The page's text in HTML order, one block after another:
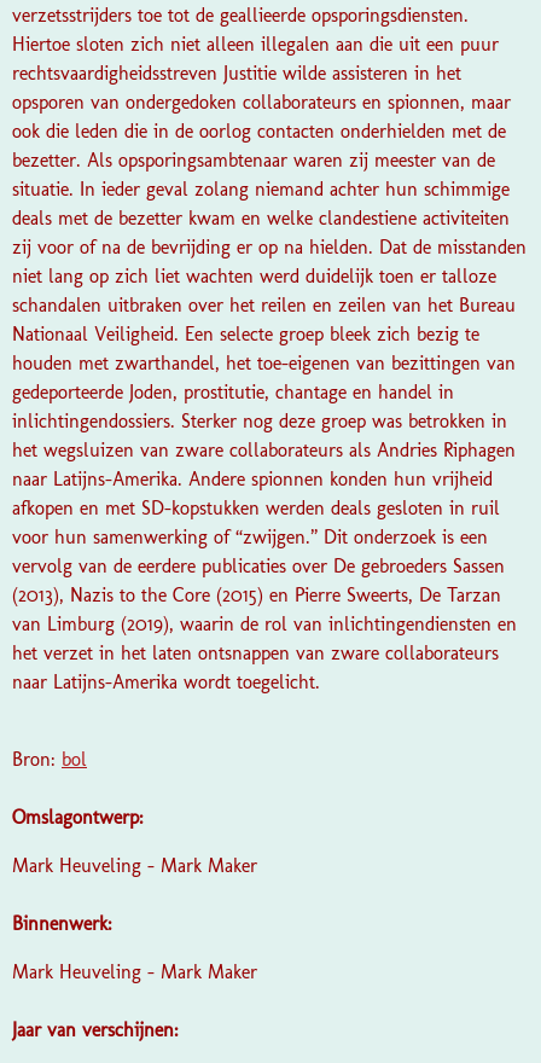
verzetsstrijders toe tot de geallieerde opsporingsdiensten.
Hiertoe sloten zich niet alleen illegalen aan die uit een puur
rechtsvaardigheidsstreven Justitie wilde assisteren in het
opsporen van ondergedoken collaborateurs en spionnen, maar
ook die leden die in de oorlog contacten onderhielden met de
bezetter. Als opsporingsambtenaar waren zij meester van de
situatie. In ieder geval zolang niemand achter hun schimmige
deals met de bezetter kwam en welke clandestiene activiteiten
zij voor of na de bevrijding er op na hielden. Dat de misstanden
niet lang op zich liet wachten werd duidelijk toen er talloze
schandalen uitbraken over het reilen en zeilen van het Bureau
Nationaal Veiligheid. Een selecte groep bleek zich bezig te
houden met zwarthandel, het toe-eigenen van bezittingen van
gedeporteerde Joden, prostitutie, chantage en handel in
inlichtingendossiers. Sterker nog deze groep was betrokken in
het wegsluizen van zware collaborateurs als Andries Riphagen
naar Latijns-Amerika. Andere spionnen konden hun vrijheid
afkopen en met SD-kopstukken werden deals gesloten in ruil
voor hun samenwerking of “zwijgen.” Dit onderzoek is een
vervolg van de eerdere publicaties over De gebroeders Sassen
(2013), Nazis to the Core (2015) en Pierre Sweerts, De Tarzan
van Limburg (2019), waarin de rol van inlichtingendiensten en
het verzet in het laten ontsnappen van zware collaborateurs
naar Latijns-Amerika wordt toegelicht.
Bron: bol
Omslagontwerp:
Mark Heuveling - Mark Maker
Binnenwerk:
Mark Heuveling - Mark Maker
Jaar van verschijnen: